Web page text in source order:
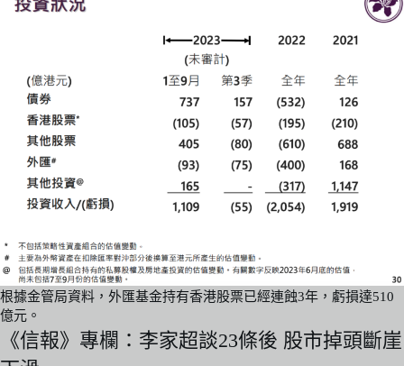
根據金管局資料，外匯基金持有香港股票已經連蝕3年，虧損達510
億元。
《信報》專欄：李家超談23條後 股市掉頭斷崖